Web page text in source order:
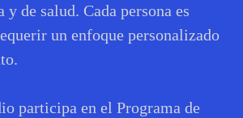
de salud. Cada persona es
un enfoque personalizado
participa en el Programa de